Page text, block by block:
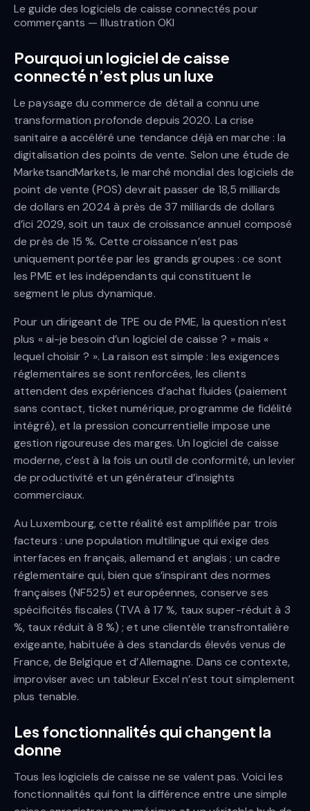
Le guide des logiciels de caisse connectés pour
commerçants — Illustration OKI
Pourquoi un logiciel de caisse
connecté n’est plus un luxe
Le paysage du commerce de détail a connu une
transformation profonde depuis 2020. La crise
sanitaire a accéléré une tendance déjà en marche : la
digitalisation des points de vente. Selon une étude de
MarketsandMarkets, le marché mondial des logiciels de
point de vente (POS) devrait passer de 18,5 milliards
de dollars en 2024 à près de 37 milliards de dollars
d’ici 2029, soit un taux de croissance annuel composé
de près de 15 %. Cette croissance n’est pas
uniquement portée par les grands groupes : ce sont
les PME et les indépendants qui constituent le
segment le plus dynamique.
Pour un dirigeant de TPE ou de PME, la question n’est
plus « ai-je besoin d’un logiciel de caisse ? » mais «
lequel choisir ? ». La raison est simple : les exigences
réglementaires se sont renforcées, les clients
attendent des expériences d’achat fluides (paiement
sans contact, ticket numérique, programme de fidélité
intégré), et la pression concurrentielle impose une
gestion rigoureuse des marges. Un logiciel de caisse
moderne, c’est à la fois un outil de conformité, un levier
de productivité et un générateur d’insights
commerciaux.
Au Luxembourg, cette réalité est amplifiée par trois
facteurs : une population multilingue qui exige des
interfaces en français, allemand et anglais ; un cadre
réglementaire qui, bien que s’inspirant des normes
françaises (NF525) et européennes, conserve ses
spécificités fiscales (TVA à 17 %, taux super-réduit à 3
%, taux réduit à 8 %) ; et une clientèle transfrontalière
exigeante, habituée à des standards élevés venus de
France, de Belgique et d’Allemagne. Dans ce contexte,
improviser avec un tableur Excel n’est tout simplement
plus tenable.
Les fonctionnalités qui changent la
donne
Tous les logiciels de caisse ne se valent pas. Voici les
fonctionnalités qui font la différence entre une simple